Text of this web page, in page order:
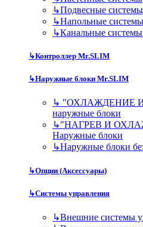
↳Подвесные системы
↳Напольные системы
↳Канальные системы
↳Контроллер Mr.SLIM
↳Наружные блоки Mr.SLIM
↳ "ОХЛАЖДЕНИЕ И
наружные блоки
↳"НАГРЕВ И
Наружные блоки
↳Наружные блоки
↳Опции (Аксессуары)
↳Системы управления
↳Внешние системы